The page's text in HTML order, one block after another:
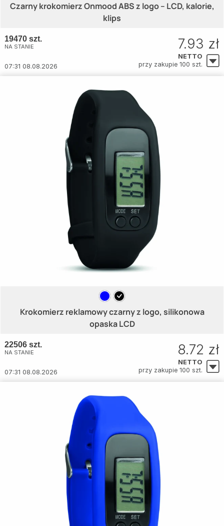
Czarny krokomierz Onmood ABS z logo – LCD, kalorie,
klips
19470 szt.
NA STANIE
07:31 08.08.2026
7.93 zł
NETTO
przy zakupie 100 szt.
Krokomierz reklamowy czarny z logo, silikonowa
opaska LCD
22506 szt.
NA STANIE
07:31 08.08.2026
8.72 zł
NETTO
przy zakupie 100 szt.